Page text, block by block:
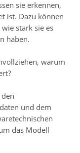
sie erkennen,
ist. Dazu können
stark sie es
haben.
warum
und dem
das Modell